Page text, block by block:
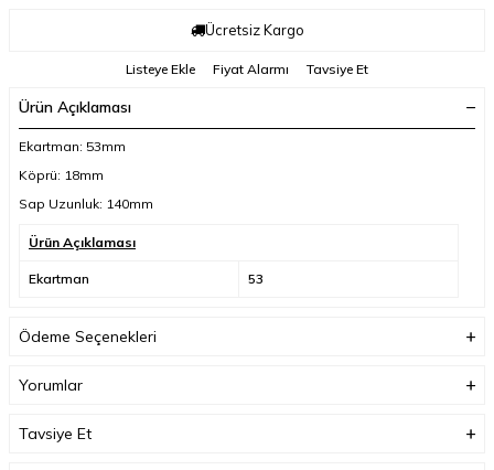
Ücretsiz Kargo
Listeye Ekle Fiyat Alarmı Tavsiye Et
Ürün Açıklaması
Ekartman: 53mm
Köprü: 18mm
Sap Uzunluk: 140mm
Ürün Açıklaması
Ekartman 53
Ödeme Seçenekleri
Yorumlar
Tavsiye Et